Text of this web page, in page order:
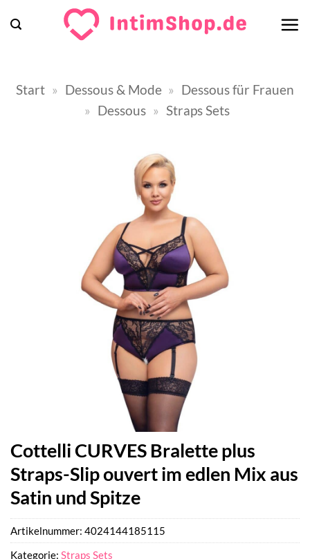
Inhalt
Start » Dessous & Mode » Dessous für Frauen
» Dessous » Straps Sets
Cottelli CURVES Bralette plus
Straps-Slip ouvert im edlen Mix aus
Satin und Spitze
Artikelnummer: 4024144185115
Kategorie: Straps Sets